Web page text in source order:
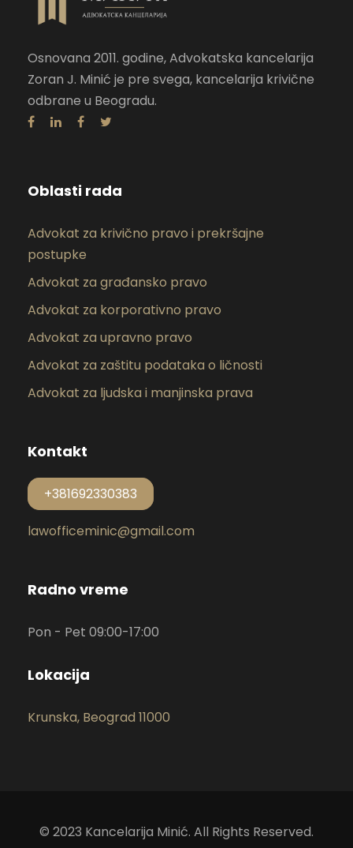
Osnovana 2011. godine, Advokatska kancelarija
Zoran J. Minić je pre svega, kancelarija krivične
odbrane u Beogradu.
Oblasti rada
Advokat za krivično pravo i prekršajne
postupke
Advokat za građansko pravo
Advokat za korporativno pravo
Advokat za upravno pravo
Advokat za zaštitu podataka o ličnosti
Advokat za ljudska i manjinska prava
Kontakt
+381692330383
lawofficeminic@gmail.com
Radno vreme
Pon - Pet 09:00-17:00
Lokacija
Krunska, Beograd 11000
© 2023 Kancelarija Minić. All Rights Reserved.